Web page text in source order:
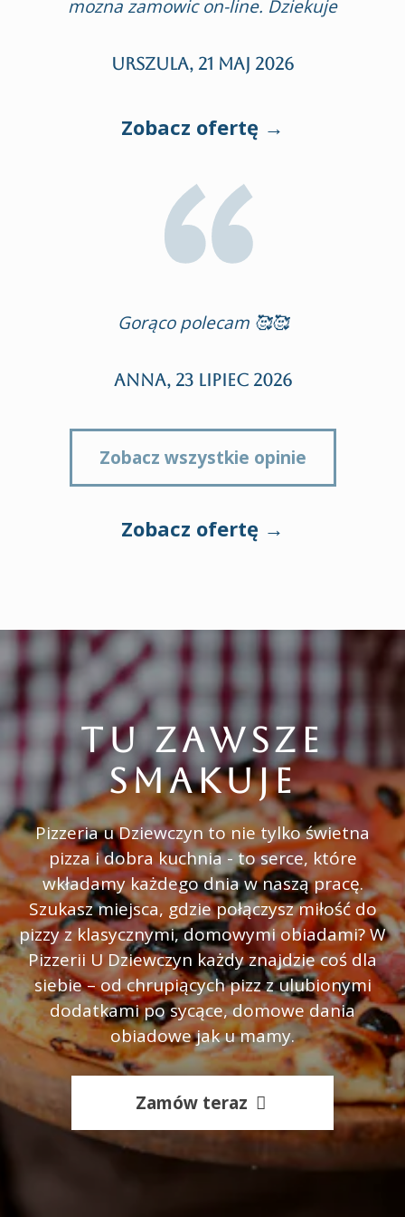
Gorąco polecam 🥰🥰
Anna, 23 lipiec 2026
Zobacz wszystkie opinie
Zobacz ofertę →
mozna zamowic on-line. Dziekuje
URSZULA, 21 maj 2026
Zobacz ofertę →
TU ZAWSZE
SMAKUJE
Pizzeria u Dziewczyn to nie tylko świetna
pizza i dobra kuchnia - to serce, które
wkładamy każdego dnia w naszą pracę.
Szukasz miejsca, gdzie połączysz miłość do
pizzy z klasycznymi, domowymi obiadami? W
Pizzerii U Dziewczyn każdy znajdzie coś dla
siebie – od chrupiących pizz z ulubionymi
dodatkami po sycące, domowe dania
obiadowe jak u mamy.
Zamów teraz